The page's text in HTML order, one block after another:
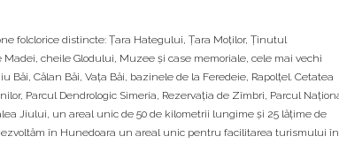
folclorice distincte: Țara Hategului, Țara Moților, Ținutul
cheile Glodului, Muzee și case memoriale, cele mai vechi
Băi, Călan Băi, Vața Băi, bazinele de la Feredeie, Rapolțel. Cetatea
Parcul Dendrologic Simeria, Rezervația de Zîmbri, Parcul
Jiului, un areal unic de 50 de kilometrii lungime şi 25 lăţime de
în Hunedoara un areal unic pentru facilitarea turismului în